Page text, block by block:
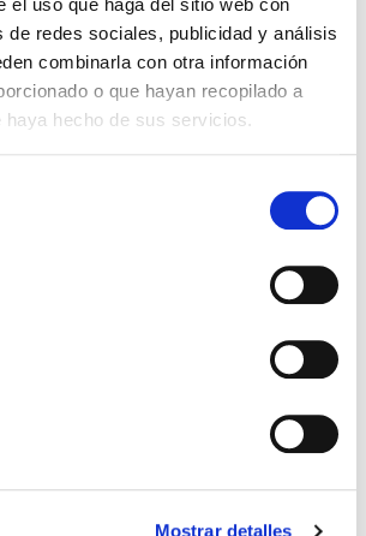
el uso que haga del sitio web con
de redes sociales, publicidad y análisis
combinarla con otra información
o que hayan recopilado a
haya hecho de sus servicios.
Mostrar detalles
retos de emprender: claves